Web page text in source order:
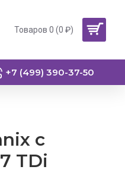
Товаров 0 (0 ₽)
+7 (499) 390-37-50
с
TDi